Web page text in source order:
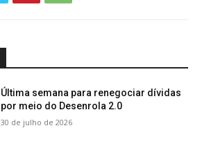
Última semana para renegociar dívidas
por meio do Desenrola 2.0
30 de julho de 2026